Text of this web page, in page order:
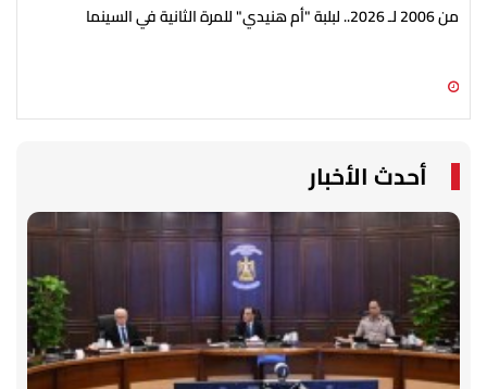
من 2006 لـ 2026.. لبلبة "أم هنيدي" للمرة الثانية في السينما
أحدث الأخبار